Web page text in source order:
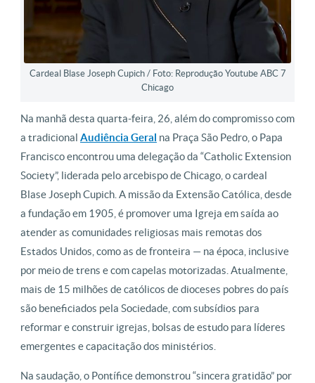
Cardeal Blase Joseph Cupich / Foto: Reprodução Youtube ABC 7
Chicago
Na manhã desta quarta-feira, 26, além do compromisso com
a tradicional Audiência Geral na Praça São Pedro, o Papa
Francisco encontrou uma delegação da “Catholic Extension
Society”, liderada pelo arcebispo de Chicago, o cardeal
Blase Joseph Cupich. A missão da Extensão Católica, desde
a fundação em 1905, é promover uma Igreja em saída ao
atender as comunidades religiosas mais remotas dos
Estados Unidos, como as de fronteira — na época, inclusive
por meio de trens e com capelas motorizadas. Atualmente,
mais de 15 milhões de católicos de dioceses pobres do país
são beneficiados pela Sociedade, com subsídios para
reformar e construir igrejas, bolsas de estudo para líderes
emergentes e capacitação dos ministérios.
Na saudação, o Pontífice demonstrou “sincera gratidão” por